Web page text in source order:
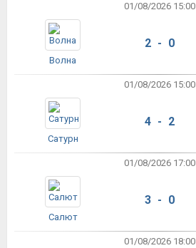
01/08/2026 15:00
Волна
2 - 0
01/08/2026 15:00
Сатурн
4 - 2
01/08/2026 17:00
Салют
3 - 0
01/08/2026 18:00